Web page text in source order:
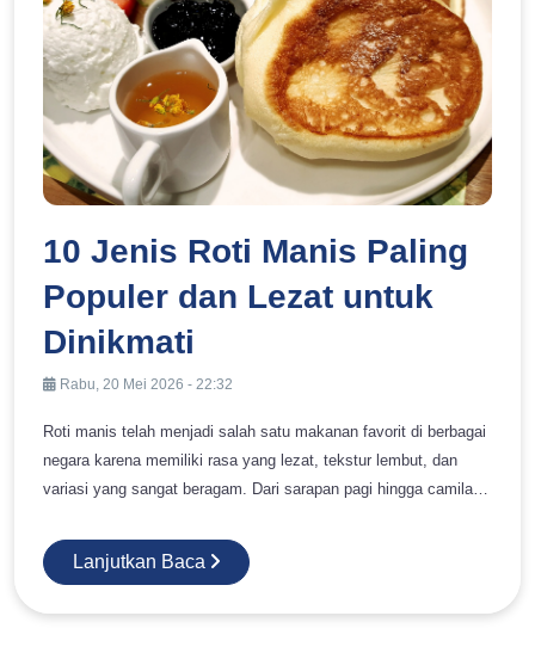
EXPERTISE
FREE
CONSULTATION
10 Jenis Roti Manis Paling
Populer dan Lezat untuk
Dinikmati
Rabu, 20 Mei 2026 - 22:32
Roti manis telah menjadi salah satu makanan favorit di berbagai
negara karena memiliki rasa yang lezat, tekstur lembut, dan
variasi yang sangat beragam. Dari sarapan pagi hingga camilan
sekaligus memuaskan. Tidak hanya disukai anak-anak,
makanan ini juga menjadi favorit orang dewasa karena mudah
Lanjutkan Baca